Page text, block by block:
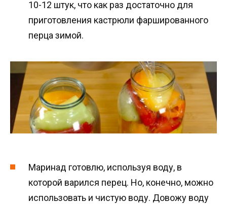
10-12 штук, что как раз достаточно для
приготовления кастрюли фаршированного
перца зимой.
Маринад готовлю, используя воду, в
которой варился перец. Но, конечно, можно
использовать и чистую воду. Довожу воду